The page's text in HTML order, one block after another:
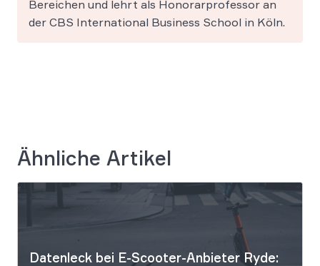
Bereichen und lehrt als Honorarprofessor an
der CBS International Business School in Köln.
Ähnliche Artikel
Datenleck bei E-Scooter-Anbieter Ryde: